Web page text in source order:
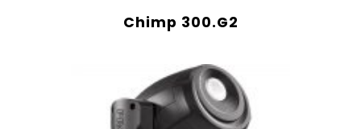
Chimp 300.G2